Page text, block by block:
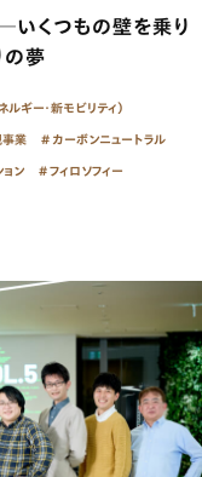
くつもの壁を乗り
の夢
ルギー・新モビリティ）
事業 カーボンニュートラル
ョン フィロソフィー